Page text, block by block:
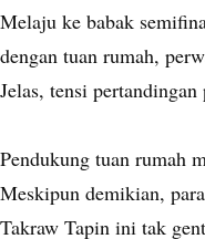
Melaju ke babak
dengan tuan rumah,
Jelas, tensi pertandingan
Pendukung tuan rumah
Meskipun demikian,
Takraw Tapin ini tak